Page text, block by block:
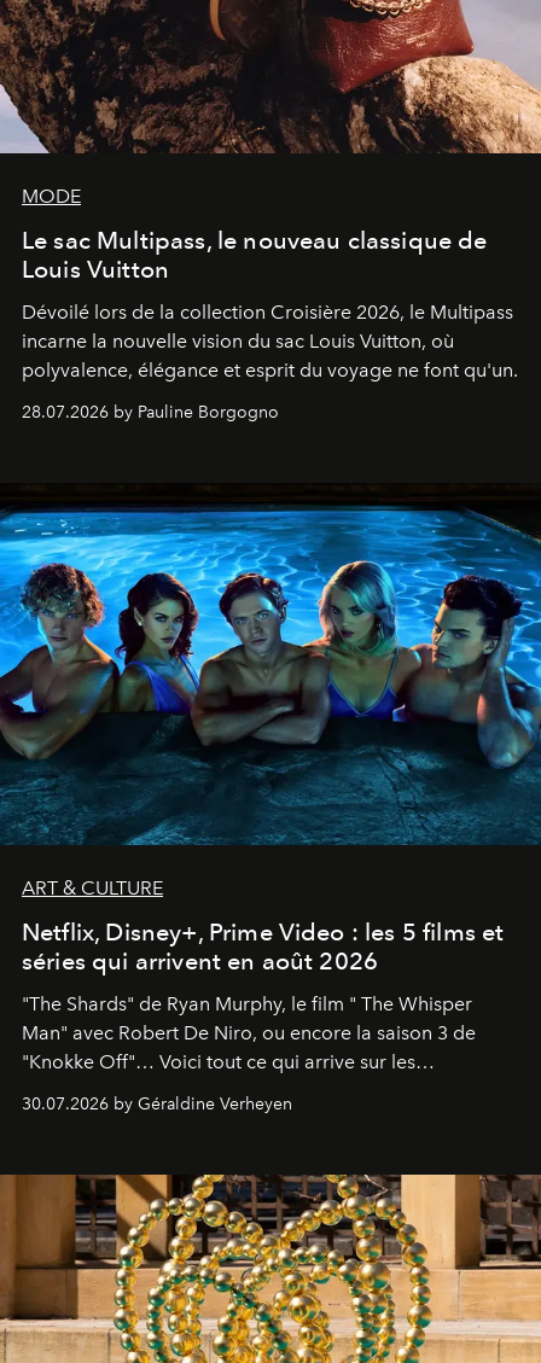
MODE
Le sac Multipass, le nouveau classique de
Louis Vuitton
Dévoilé lors de la collection Croisière 2026, le Multipass
incarne la nouvelle vision du sac Louis Vuitton, où
polyvalence, élégance et esprit du voyage ne font qu'un.
28.07.2026 by Pauline Borgogno
ART & CULTURE
Netflix, Disney+, Prime Video : les 5 films et
séries qui arrivent en août 2026
"The Shards" de Ryan Murphy, le film " The Whisper
Man" avec Robert De Niro, ou encore la saison 3 de
"Knokke Off"… Voici tout ce qui arrive sur les
30.07.2026 by Géraldine Verheyen